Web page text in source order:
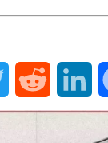
Reddit